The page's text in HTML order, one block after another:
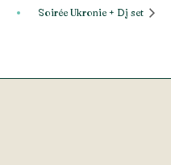
Soirée Ukronie + Dj set